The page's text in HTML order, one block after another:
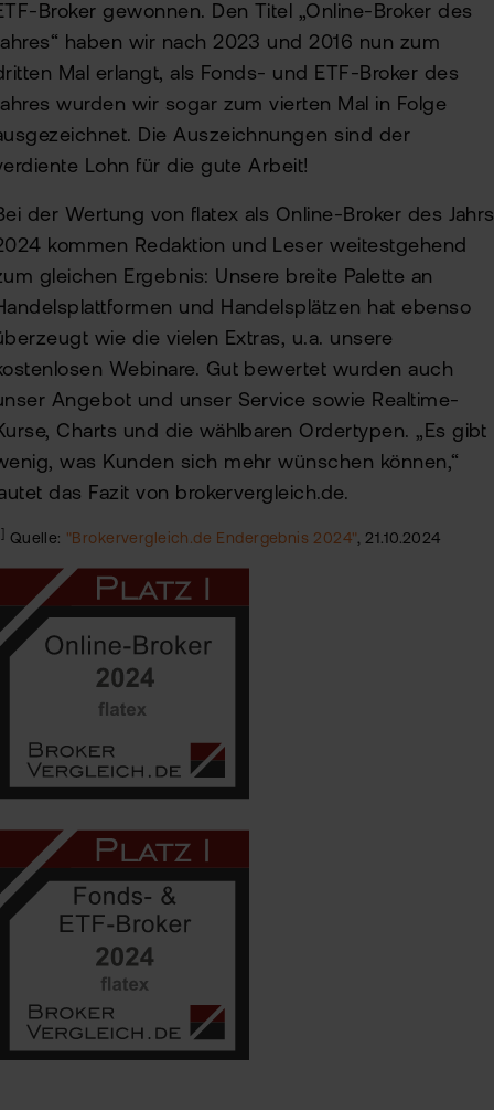
Broker gewonnen. Den Titel „Online-Broker des
haben wir nach 2023 und 2016 nun zum
Mal erlangt, als Fonds- und ETF-Broker des
wurden wir sogar zum vierten Mal in Folge
Die Auszeichnungen sind der
Lohn für die gute Arbeit!
der Wertung von flatex als Online-Broker des Jahrs
kommen Redaktion und Leser weitestgehend
gleichen Ergebnis: Unsere breite Palette an
und Handelsplätzen hat ebenso
wie die vielen Extras, u.a. unsere
Webinare. Gut bewertet wurden auch
Angebot und unser Service sowie Realtime-
Charts und die wählbaren Ordertypen. „Es gibt
was Kunden sich mehr wünschen können,“
das Fazit von brokervergleich.de.
Quelle: "Brokervergleich.de Endergebnis 2024", 21.10.2024